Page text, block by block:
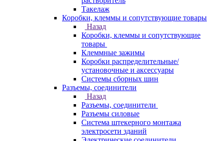
Такелаж
Коробки, клеммы и сопутствующие товары
Назад
Коробки, клеммы и сопутствующие
товары
Клеммные зажимы
Коробки распределительные/
установочные и аксессуары
Системы сборных шин
Разъемы, соединители
Назад
Разъемы, соединители
Разъемы силовые
Система штекерного монтажа
электросети зданий